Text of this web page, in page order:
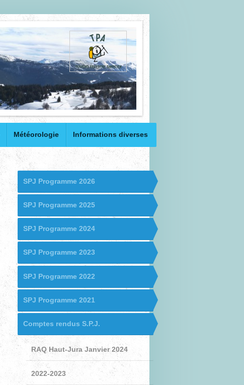
Météorologie Informations diverses
SPJ Programme 2026
SPJ Programme 2025
SPJ Programme 2024
SPJ Programme 2023
SPJ Programme 2022
SPJ Programme 2021
Comptes rendus S.P.J.
RAQ Haut-Jura Janvier 2024
2022-2023